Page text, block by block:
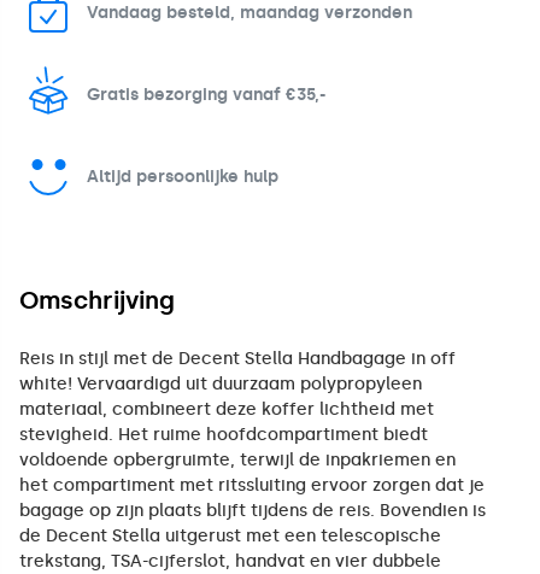
Vandaag besteld, maandag verzonden
Gratis bezorging vanaf €35,-
Altijd persoonlijke hulp
Omschrijving
Reis in stijl met de Decent Stella Handbagage in off
white! Vervaardigd uit duurzaam polypropyleen
materiaal, combineert deze koffer lichtheid met
stevigheid. Het ruime hoofdcompartiment biedt
voldoende opbergruimte, terwijl de inpakriemen en
het compartiment met ritssluiting ervoor zorgen dat je
bagage op zijn plaats blijft tijdens de reis. Bovendien is
de Decent Stella uitgerust met een telescopische
trekstang, TSA-cijferslot, handvat en vier dubbele